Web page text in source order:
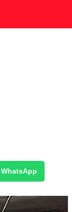
WhatsApp